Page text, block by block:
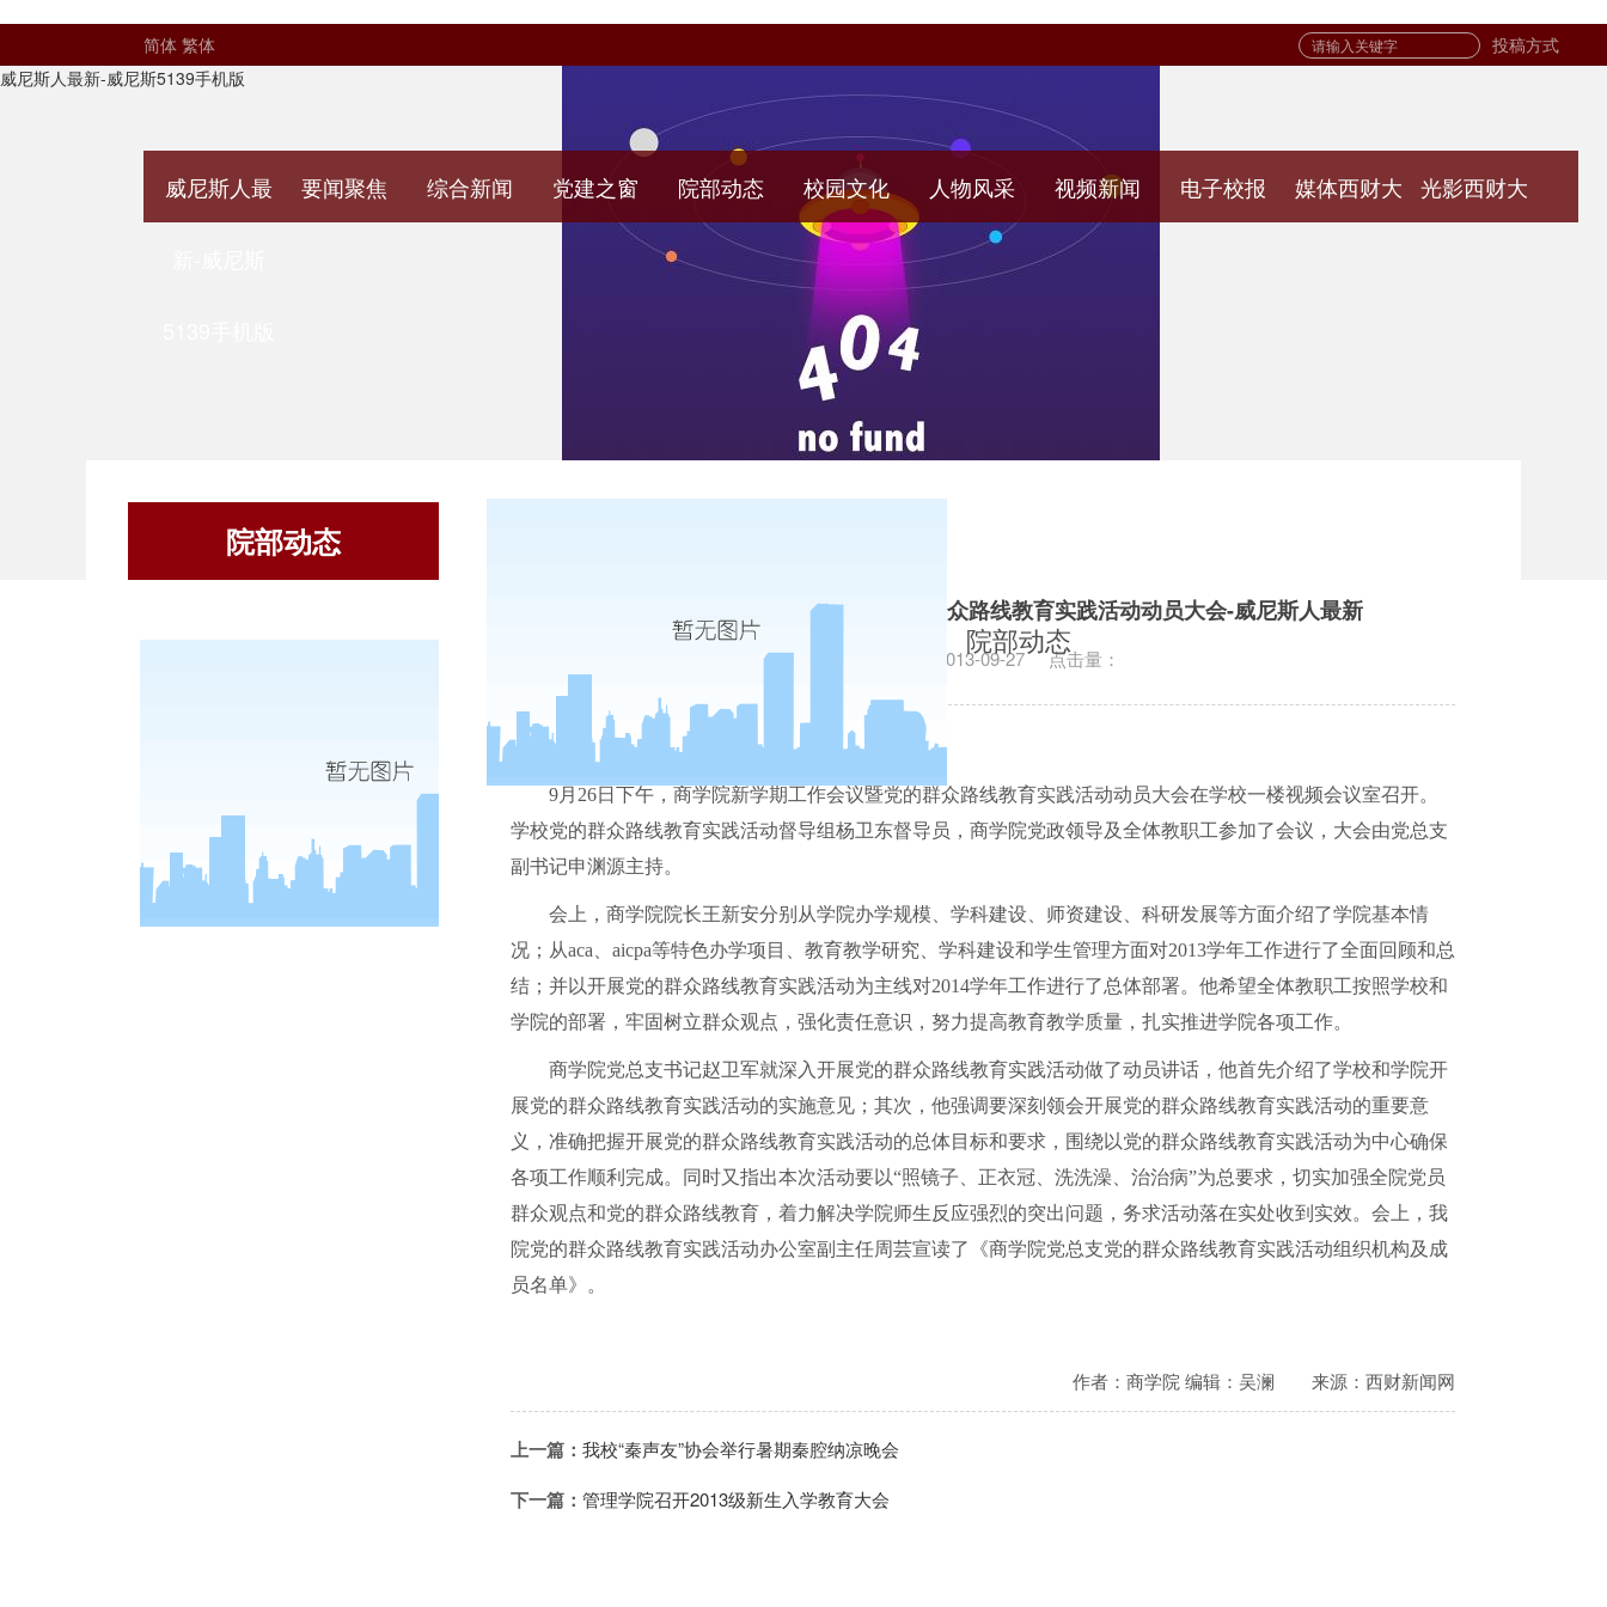
简体 繁体
投稿方式
威尼斯人最新-威尼斯5139手机版
威尼斯人最 要闻聚焦 综合新闻 党建之窗 院部动态 校园文化 人物风采 视频新闻 电子校报 媒体西财大 光影西财大
院部动态
院部动态
商学院召开新学期工作会议暨党的群众路线教育实践活动动员大会-威尼斯人最新
发布日期：2013-09-27 点击量：
9月 26日 下午，商学院新学期工作会议暨党的群众路线教育实践活动动员大会在学校一楼视频会议室召开。
学校党的群众路线教育实践活动督导组杨卫东督导员，商学院党政领导及全体教职工参加了会议，大会由党总支
副书记申渊源主持。
会上，商学院院长王新安分别从学院办学规模、学科建设、师资建设、科研发展等方面介绍了学院基本情
况；从aca aicpa等特色办学项目、教育教学研究、学科建设和学生管理方面对2013学年工作进行了全面回顾和总
结；并以开展党的群众路线教育实践活动为主线对2014学年工作进行了总体部署。他希望全体教职工按照学校和
学院的部署，牢固树立群众观点，强化责任意识，努力提高教育教学质量，扎实推进学院各项工作。
商学院党总支书记赵卫军就深入开展党的群众路线教育实践活动做了动员讲话，他首先介绍了学校和学院开
展党的群众路线教育实践活动的实施意见；其次，他强调要深刻领会开展党的群众路线教育实践活动的重要意
义，准确把握开展党的群众路线教育实践活动的总体目标和要求，围绕以党的群众路线教育实践活动为中心确保
各项工作顺利完成。同时又指出本次活动要以“照镜子、正衣冠、洗洗澡、治治病”为总要求，切实加强全院党员
群众观点和党的群众路线教育，着力解决学院师生反应强烈的突出问题，务求活动落在实处收到实效。 会上，我
院党的群众路线教育实践活动办公室副主任周芸宣读了《商学院党总支党的群众路线教育实践活动组织机构及成
员名单》。
作者：商学院 编辑：吴澜 来源：西财新闻网
上一篇： 我校“秦声友”协会举行暑期秦腔纳凉晚会
下一篇： 管理学院召开2013级新生入学教育大会